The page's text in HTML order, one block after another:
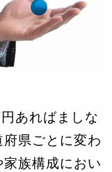
あればましな
県ごとに変わ
族構成におい